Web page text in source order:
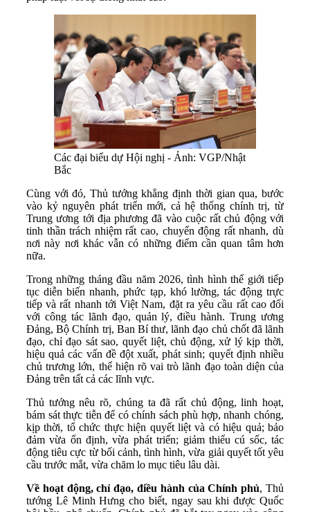
Các đại biểu dự Hội nghị - Ảnh: VGP/Nhật
Bắc
Cùng với đó, Thủ tướng khẳng định thời gian qua, bước
vào kỷ nguyên phát triển mới, cả hệ thống chính trị, từ
Trung ương tới địa phương đã vào cuộc rất chủ động với
tinh thần trách nhiệm rất cao, chuyển động rất nhanh, dù
nơi này nơi khác vẫn có những điểm cần quan tâm hơn
nữa.
Trong những tháng đầu năm 2026, tình hình thế giới tiếp
tục diễn biến nhanh, phức tạp, khó lường, tác động trực
tiếp và rất nhanh tới Việt Nam, đặt ra yêu cầu rất cao đối
với công tác lãnh đạo, quản lý, điều hành. Trung ương
Đảng, Bộ Chính trị, Ban Bí thư, lãnh đạo chủ chốt đã lãnh
đạo, chỉ đạo sát sao, quyết liệt, chủ động, xử lý kịp thời,
hiệu quả các vấn đề đột xuất, phát sinh; quyết định nhiều
chủ trương lớn, thể hiện rõ vai trò lãnh đạo toàn diện của
Đảng trên tất cả các lĩnh vực.
Thủ tướng nêu rõ, chúng ta đã rất chủ động, linh hoạt,
bám sát thực tiễn để có chính sách phù hợp, nhanh chóng,
kịp thời, tổ chức thực hiện quyết liệt và có hiệu quả; bảo
đảm vừa ổn định, vừa phát triển; giảm thiểu cú sốc, tác
động tiêu cực từ bối cảnh, tình hình, vừa giải quyết tốt yêu
cầu trước mắt, vừa chăm lo mục tiêu lâu dài.
Về hoạt động, chỉ đạo, điều hành của Chính phủ, Thủ
tướng Lê Minh Hưng cho biết, ngay sau khi được Quốc